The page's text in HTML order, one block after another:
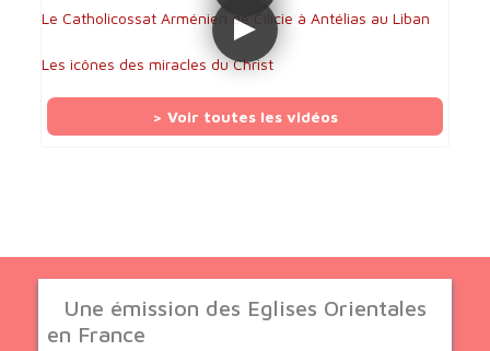
Le Catholicossat Arménien de Cilicie à Antélias au Liban
Les icônes des miracles du Christ
> Voir toutes les vidéos
Une émission des Eglises Orientales
en France